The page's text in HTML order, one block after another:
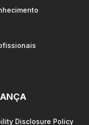
Disclosure Policy